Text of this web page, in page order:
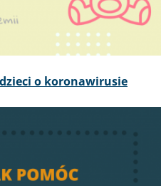
o koronawirusie